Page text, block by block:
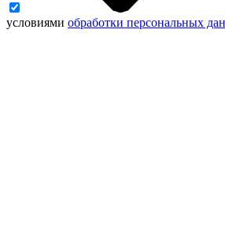
условиями обработки персональных